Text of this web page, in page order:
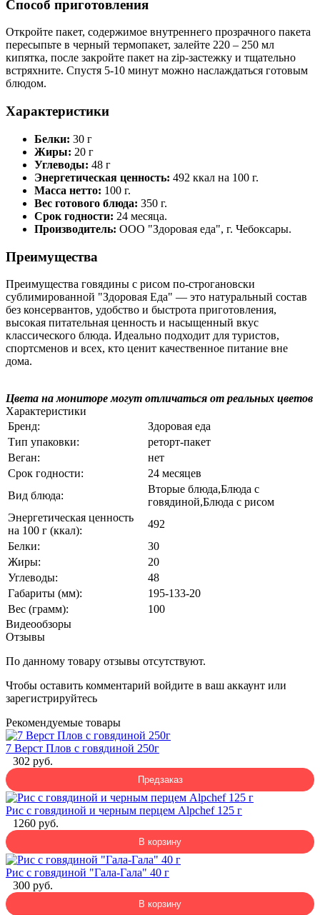
Способ приготовления
Откройте пакет, содержимое внутреннего прозрачного пакета
пересыпьте в черный термопакет, залейте 220 – 250 мл
кипятка, после закройте пакет на zip-застежку и тщательно
встряхните. Спустя 5-10 минут можно наслаждаться готовым
блюдом.
Характеристики
Белки: 30 г
Жиры: 20 г
Углеводы: 48 г
Энергетическая ценность: 492 ккал на 100 г.
Масса нетто: 100 г.
Вес готового блюда: 350 г.
Срок годности: 24 месяца.
Производитель: ООО "Здоровая еда", г. Чебоксары.
Преимущества
Преимущества говядины с рисом по-строгановски
сублимированной "Здоровая Еда" — это натуральный состав
без консервантов, удобство и быстрота приготовления,
высокая питательная ценность и насыщенный вкус
классического блюда. Идеально подходит для туристов,
спортсменов и всех, кто ценит качественное питание вне
дома.
Цвета на мониторе могут отличаться от реальных цветов
Характеристики
Бренд:
Здоровая еда
Тип упаковки:
реторт-пакет
Веган:
нет
Срок годности:
24 месяцев
Вид блюда:
Вторые блюда,Блюда с
говядиной,Блюда с рисом
Энергетическая ценность
на 100 г (ккал):
492
Белки:
30
Жиры:
20
Углеводы:
48
Габариты (мм):
195-133-20
Вес (грамм):
100
Видеообзоры
Отзывы
По данному товару отзывы отсутствуют.
Чтобы оставить комментарий войдите в ваш аккаунт или
зарегистрируйтесь
Рекомендуемые товары
7 Верст Плов с говядиной 250г
302 руб.
Предзаказ
Рис с говядиной и черным перцем Alpchef 125 г
1260 руб.
В корзину
Рис с говядиной "Гала-Гала" 40 г
300 руб.
В корзину